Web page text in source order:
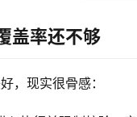
盖率还不够
，现实很骨感：